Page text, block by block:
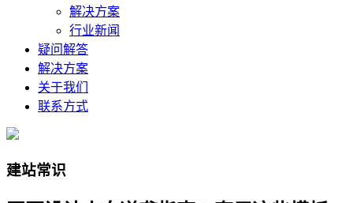
解决方案
行业新闻
疑问解答
解决方案
关于我们
联系方式
建站常识